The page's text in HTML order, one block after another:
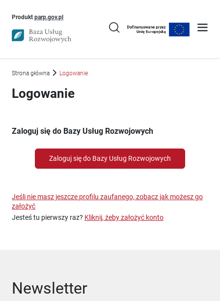
Produkt parp.gov.plUwaga, link otworzy się w nowym oknie
Strona główna Logowanie
Logowanie
Zaloguj się do Bazy Usług Rozwojowych
Zaloguj się do Bazy Usług Rozwojowych
Jeśli nie masz jeszcze profilu zaufanego, zobacz jak możesz go
założyć
Jesteś tu pierwszy raz? Kliknij, żeby założyć konto
Newsletter